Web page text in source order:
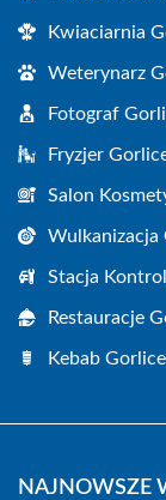
Kwiaciarnia
Weterynarz
Fotograf
Fryzjer
Salon
Wulkanizacja
Stacja
Restauracje
Kebab Gorlice
NAJNOWSZE